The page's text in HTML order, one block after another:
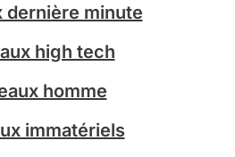
r
a
m
dernière minute
high tech
homme
immatériels